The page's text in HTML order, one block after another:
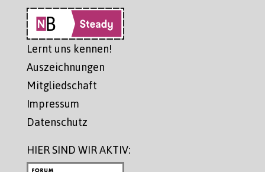
Lernt uns kennen!
Auszeichnungen
Mitgliedschaft
Impressum
Datenschutz
HIER SIND WIR AKTIV: